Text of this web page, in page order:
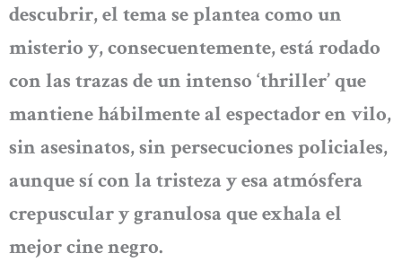
descubrir, el tema se plantea como un
misterio y, consecuentemente, está rodado
con las trazas de un intenso ‘thriller’ que
mantiene hábilmente al espectador en vilo,
sin asesinatos, sin persecuciones policiales,
aunque sí con la tristeza y esa atmósfera
crepuscular y granulosa que exhala el
mejor cine negro.